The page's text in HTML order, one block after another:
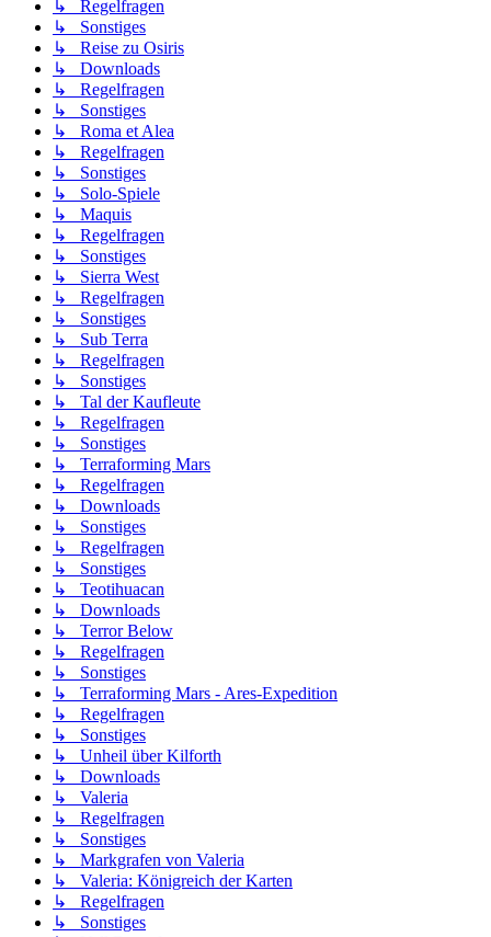
↳ Regelfragen
↳ Sonstiges
↳ Reise zu Osiris
↳ Downloads
↳ Regelfragen
↳ Sonstiges
↳ Roma et Alea
↳ Regelfragen
↳ Sonstiges
↳ Solo-Spiele
↳ Maquis
↳ Regelfragen
↳ Sonstiges
↳ Sierra West
↳ Regelfragen
↳ Sonstiges
↳ Sub Terra
↳ Regelfragen
↳ Sonstiges
↳ Tal der Kaufleute
↳ Regelfragen
↳ Sonstiges
↳ Terraforming Mars
↳ Regelfragen
↳ Downloads
↳ Sonstiges
↳ Regelfragen
↳ Sonstiges
↳ Teotihuacan
↳ Downloads
↳ Terror Below
↳ Regelfragen
↳ Sonstiges
↳ Terraforming Mars - Ares-Expedition
↳ Regelfragen
↳ Sonstiges
↳ Unheil über Kilforth
↳ Downloads
↳ Valeria
↳ Regelfragen
↳ Sonstiges
↳ Markgrafen von Valeria
↳ Valeria: Königreich der Karten
↳ Regelfragen
↳ Sonstiges